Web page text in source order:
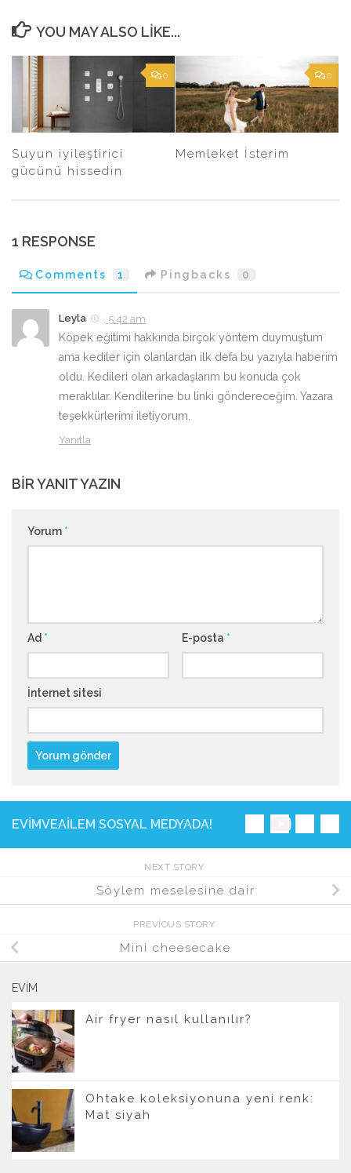
YOU MAY ALSO LIKE...
0
Suyun iyileştirici
gücünü hissedin
0
Memleket İsterim
1 RESPONSE
Comments 1 Pingbacks 0
Leyla , 5:42 am
Köpek eğitimi hakkında birçok yöntem duymuştum
ama kediler için olanlardan ilk defa bu yazıyla haberim
oldu. Kedileri olan arkadaşlarım bu konuda çok
meraklılar. Kendilerine bu linki göndereceğim. Yazara
teşekkürlerimi iletiyorum.
Yanıtla
BIR YANIT YAZIN
Yorum *
Ad * E-posta *
İnternet sitesi
EVIMVEAILEM SOSYAL MEDYADA!
NEXT STORY
Söylem meselesine dair
PREVIOUS STORY
Mini cheesecake
EVIM
Air fryer nasıl kullanılır?
Ohtake koleksiyonuna yeni renk:
Mat siyah